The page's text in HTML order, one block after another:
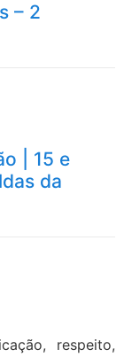
– 2
| 15 e
da
respeito,